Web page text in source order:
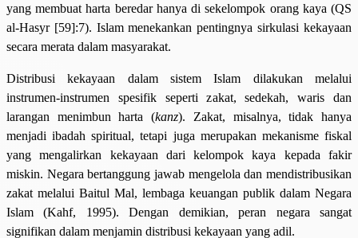
yang membuat harta beredar hanya di sekelompok orang kaya (QS
al-Hasyr [59]:7). Islam menekankan pentingnya sirkulasi kekayaan
secara merata dalam masyarakat.
Distribusi kekayaan dalam sistem Islam dilakukan melalui
instrumen-instrumen spesifik seperti zakat, sedekah, waris dan
larangan menimbun harta (kanz). Zakat, misalnya, tidak hanya
menjadi ibadah spiritual, tetapi juga merupakan mekanisme fiskal
yang mengalirkan kekayaan dari kelompok kaya kepada fakir
miskin. Negara bertanggung jawab mengelola dan mendistribusikan
zakat melalui Baitul Mal, lembaga keuangan publik dalam Negara
Islam (Kahf, 1995). Dengan demikian, peran negara sangat
signifikan dalam menjamin distribusi kekayaan yang adil.